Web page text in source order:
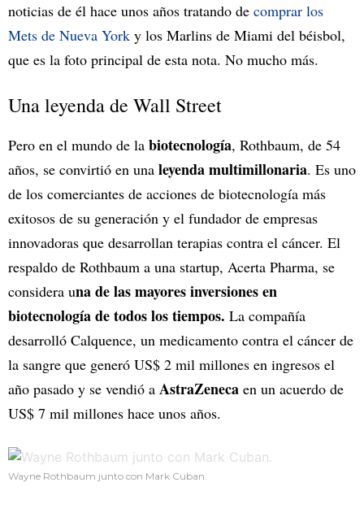
noticias de él hace unos años tratando de comprar los
Mets de Nueva York y los Marlins de Miami del béisbol,
que es la foto principal de esta nota. No mucho más.
Una leyenda de Wall Street
Pero en el mundo de la biotecnología, Rothbaum, de 54
años, se convirtió en una leyenda multimillonaria. Es uno
de los comerciantes de acciones de biotecnología más
exitosos de su generación y el fundador de empresas
innovadoras que desarrollan terapias contra el cáncer. El
respaldo de Rothbaum a una startup, Acerta Pharma, se
considera una de las mayores inversiones en
biotecnología de todos los tiempos. La compañía
desarrolló Calquence, un medicamento contra el cáncer de
la sangre que generó US$ 2 mil millones en ingresos el
año pasado y se vendió a AstraZeneca en un acuerdo de
US$ 7 mil millones hace unos años.
Wayne Rothbaum junto con Mark Cuban.